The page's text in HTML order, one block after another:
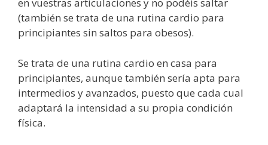
en vuestras articulaciones y no podéis saltar
(también se trata de una rutina cardio para
principiantes sin saltos para obesos).
Se trata de una rutina cardio en casa para
principiantes, aunque también sería apta para
intermedios y avanzados, puesto que cada cual
adaptará la intensidad a su propia condición
física.